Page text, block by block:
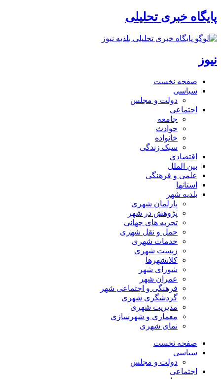
پایگاه خبری تحلیلی
نیوز
صفحه نخست
سیاسی
دولت و مجلس
اجتماعی
جامعه
حوادث
خانواده
سبک زندگی
اقتصادی
بین الملل
علمی و فرهنگی
استانها
بلدیه شهر
پارلمان شهری
پژوهش در شهر
تجربه های جهانی
حمل و نقل شهری
خدمات شهری
زیست شهری
کلانشهرها
شورای شهر
عمران شهر
فرهنگی و اجتماعی شهر
گردشگری شهری
مدیریت شهری
معماری و شهرسازی
نمای شهری
صفحه نخست
سیاسی
دولت و مجلس
اجتماعی